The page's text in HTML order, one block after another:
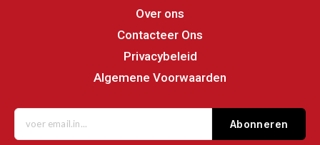
Over ons
Contacteer Ons
Privacybeleid
Algemene Voorwaarden
Abonneren